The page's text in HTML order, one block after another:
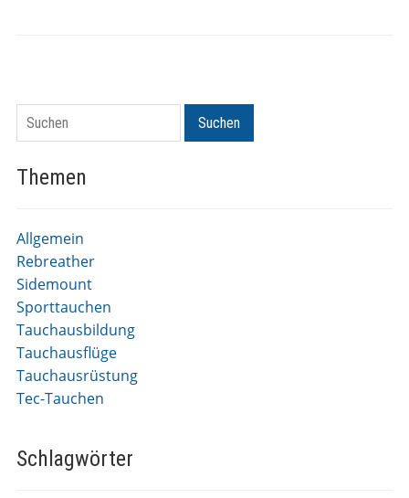
Suchen Suchen
Themen
Allgemein
Rebreather
Sidemount
Sporttauchen
Tauchausbildung
Tauchausflüge
Tauchausrüstung
Tec-Tauchen
Schlagwörter